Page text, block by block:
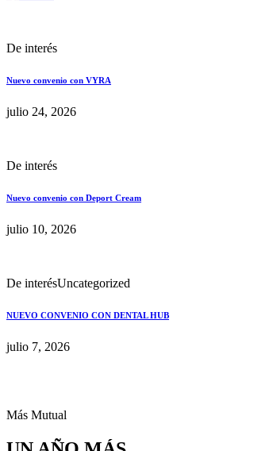
De interés
Nuevo convenio con VYRA
julio 24, 2026
De interés
Nuevo convenio con Deport Cream
julio 10, 2026
De interésUncategorized
NUEVO CONVENIO CON DENTAL HUB
julio 7, 2026
Más Mutual